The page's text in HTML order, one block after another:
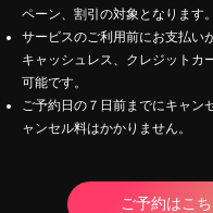
ペーン、割引の対象となります。
サービスのご利用前にお支払い
キャッシュレス、クレジットカ
可能です。
ご予約日の７日前までにキャン
ャンセル料はかかりません。
ご予約はこ